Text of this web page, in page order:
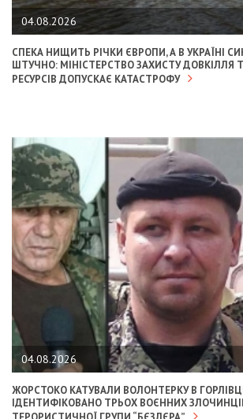
04.08.2026
СПЕКА НИЩИТЬ РІЧКИ ЄВРОПИ, А В УКРАЇНІ
ШТУЧНО: МІНІСТЕРСТВО ЗАХИСТУ ДОВКІЛЛЯ
РЕСУРСІВ ДОПУСКАЄ КАТАСТРОФУ
04.08.2026
ЖОРСТОКО КАТУВАЛИ ВОЛОНТЕРКУ В
ІДЕНТИФІКОВАНО ТРЬОХ ВОЄННИХ